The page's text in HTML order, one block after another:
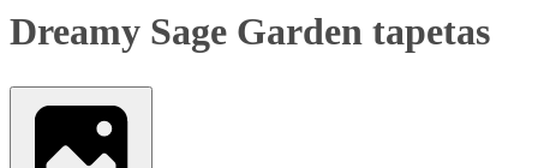
Dreamy Sage Garden tapetas